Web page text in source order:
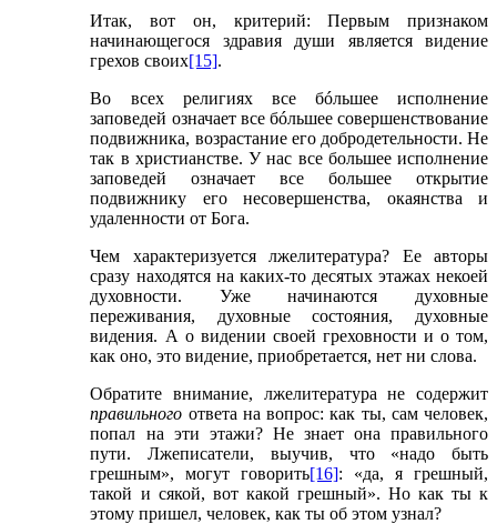
Итак, вот он, критерий: Первым признаком
начинающегося здравия души является видение
грехов своих[15].
Во всех религиях все бóльшее исполнение
заповедей означает все бóльшее совершенствование
подвижника, возрастание его добродетельности. Не
так в христианстве. У нас все большее исполнение
заповедей означает все большее открытие
подвижнику его несовершенства, окаянства и
удаленности от Бога.
Чем характеризуется лжелитература? Ее авторы
сразу находятся на каких-то десятых этажах некоей
духовности. Уже начинаются духовные
переживания, духовные состояния, духовные
видения. А о видении своей греховности и о том,
как оно, это видение, приобретается, нет ни слова.
Обратите внимание, лжелитература не содержит
правильного ответа на вопрос: как ты, сам человек,
попал на эти этажи? Не знает она правильного
пути. Лжеписатели, выучив, что «надо быть
грешным», могут говорить[16]: «да, я грешный,
такой и сякой, вот какой грешный». Но как ты к
этому пришел, человек, как ты об этом узнал?